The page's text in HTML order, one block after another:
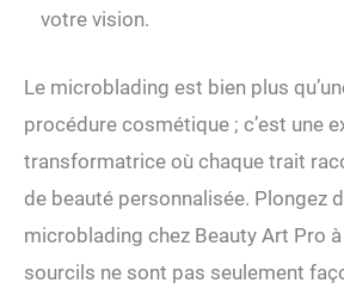
votre vision.
Le microblading est bien plus
procédure cosmétique ; c’est une
transformatrice où chaque trait
de beauté personnalisée. Plongez
microblading chez Beauty Art Pro à
sourcils ne sont pas seulement